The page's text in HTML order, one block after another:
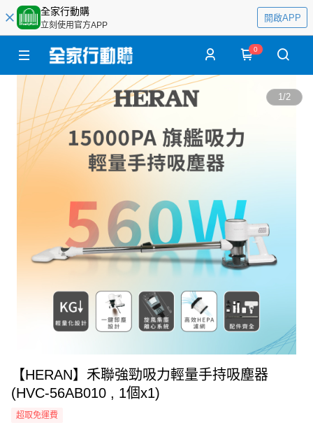
全家行動購
立刻使用官方APP
開啟APP
0
1/2
【HERAN】禾聯強勁吸力輕量手持吸塵器
(HVC-56AB010 , 1個x1)
超取免運費